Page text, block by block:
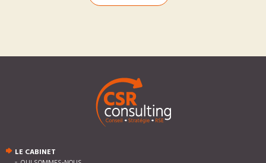
LE CABINET